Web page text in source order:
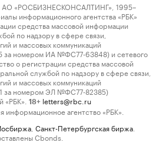
«РОСБИЗНЕСКОНСАЛТИНГ», 1995–
информационного агентства «РБК»
средства массовой информации
по надзору в сфере связи,
и массовых коммуникаций
за номером ИА №ФС77-63848) и сетевого
о регистрации средства массовой
службой по надзору в сфере связи,
и массовых коммуникаций
за номером ЭЛ №ФС77-82385)
«РБК».
18+ letters@rbc.ru
информационное агентство «РБК».
Санкт-Петербургская биржа
Cbonds.